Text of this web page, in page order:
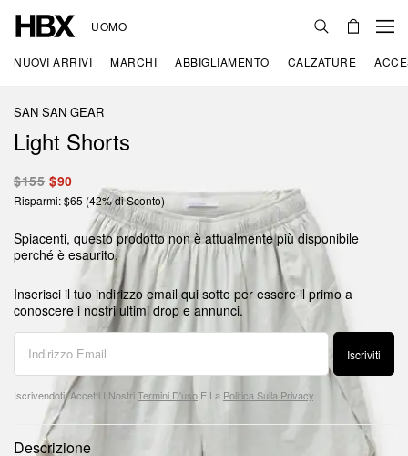
UOMO
NUOVI ARRIVI MARCHI ABBIGLIAMENTO CALZATURE
SAN SAN GEAR
Light Shorts
$155 $90
Risparmi: $65 (42% di Sconto)
Spiacenti, questo prodotto non è attualmente più disponibile
perché è esaurito.
Inserisci il tuo indirizzo email qui sotto per essere il primo a
conoscere i nostri ultimi drop e annunci.
Iscriviti
Iscrivendoti, Accetti I NostriTermini D'uso E La Politica Sulla Privacy
Descrizione